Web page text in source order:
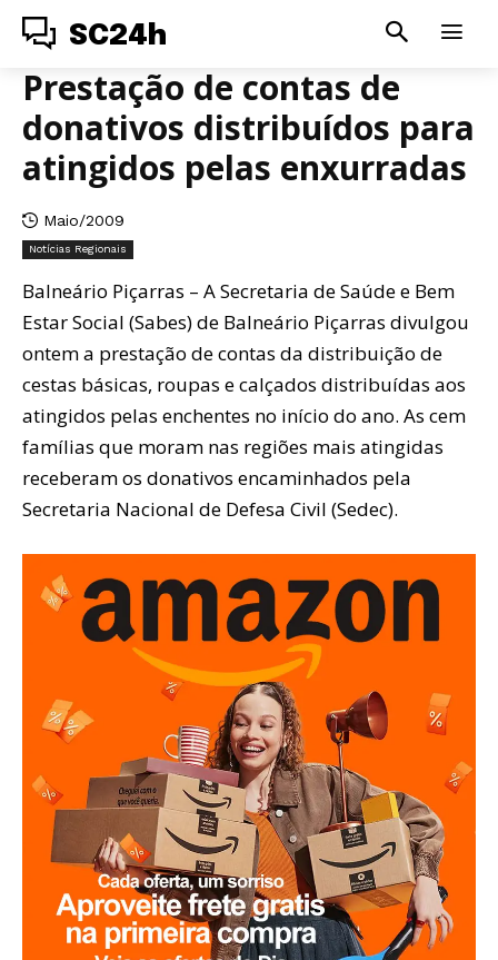
SC24h
Prestação de contas de
donativos distribuídos para
atingidos pelas enxurradas
Maio/2009
Notícias Regionais
Balneário Piçarras – A Secretaria de Saúde e Bem
Estar Social (Sabes) de Balneário Piçarras divulgou
ontem a prestação de contas da distribuição de
cestas básicas, roupas e calçados distribuídas aos
atingidos pelas enchentes no início do ano. As cem
famílias que moram nas regiões mais atingidas
receberam os donativos encaminhados pela
Secretaria Nacional de Defesa Civil (Sedec).